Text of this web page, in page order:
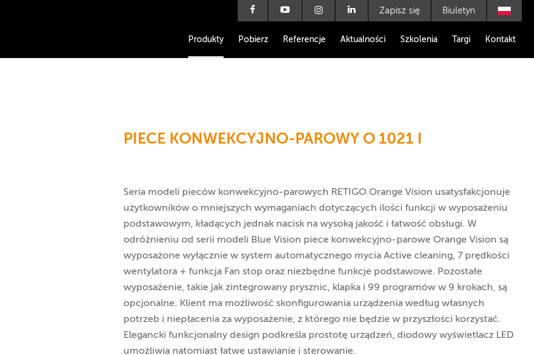
Zapisz się Biuletyn
Produkty Pobierz Referencje Aktualności Szkolenia Targi Kontakt
PIECE KONWEKCYJNO-PAROWY O 1021 I
Seria modeli pieców konwekcyjno-parowych RETIGO Orange Vision usatysfakcjonuje
użytkowników o mniejszych wymaganiach dotyczących ilości funkcji w wyposażeniu
podstawowym, kładących jednak nacisk na wysoką jakość i łatwość obsługi. W
odróżnieniu od serii modeli Blue Vision piece konwekcyjno-parowe Orange Vision są
wyposażone wyłącznie w system automatycznego mycia Active cleaning, 7 prędkości
wentylatora + funkcja Fan stop oraz niezbędne funkcje podstawowe. Pozostałe
wyposażenie, takie jak zintegrowany prysznic, klapka i 99 programów w 9 krokach, są
opcjonalne. Klient ma możliwość skonfigurowania urządzenia według własnych
potrzeb i niepłacenia za wyposażenie, z którego nie będzie w przyszłości korzystać.
Elegancki funkcjonalny design podkreśla prostotę urządzeń, diodowy wyświetlacz LED
umożliwia natomiast łatwe ustawianie i sterowanie.